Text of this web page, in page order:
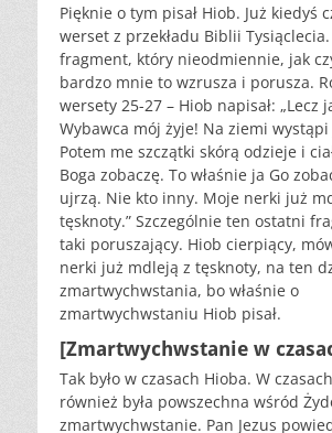
Pięknie o tym pisał Hiob. Już kiedyś
werset z przekładu Biblii Tysiąclecia.
fragment, który nieodmiennie, jak
bardzo mnie to wzrusza i porusza.
wersety 25-27 – Hiob napisał: „Lecz
Wybawca mój żyje! Na ziemi
Potem me szczątki skórą odzieje i
Boga zobaczę. To właśnie ja Go
ujrzą. Nie kto inny. Moje nerki już
tęsknoty.” Szczególnie ten ostatni
taki poruszający. Hiob cierpiący,
nerki już mdleją z tęsknoty, na ten
zmartwychwstania, bo właśnie o
zmartwychwstaniu Hiob pisał.
[Zmartwychwstanie w
Tak było w czasach Hioba. W
również była powszechna wśród
zmartwychwstanie. Pan Jezus